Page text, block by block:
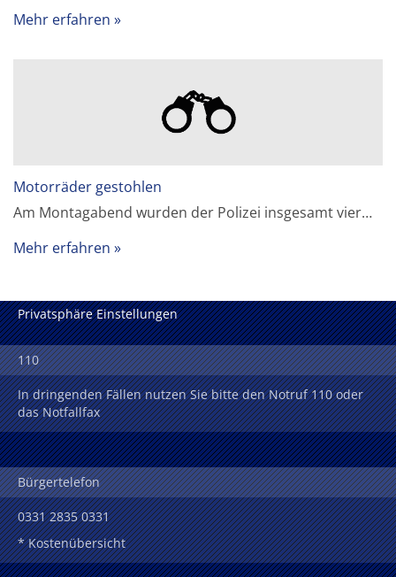
Mehr erfahren
Motorräder gestohlen
Am Montagabend wurden der Polizei insgesamt vier…
Mehr erfahren
Privatsphäre Einstellungen
110
In dringenden Fällen nutzen Sie bitte den Notruf 110 oder
das Notfallfax
Bürgertelefon
0331 2835 0331
* Kostenübersicht